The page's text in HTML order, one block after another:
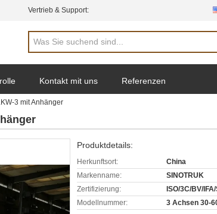
Vertrieb & Support:
Kontakt mit uns Referenzen
3 mit Anhänger
Produktdetails:
Herkunftsort:
China
Markenname:
SINOTRUK
Zertifizierung:
ISO/3C/BV/
Modellnummer:
3 Achsen 30-